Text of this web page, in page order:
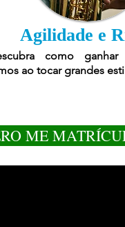
Agilidade e
como
ao tocar grandes
ME